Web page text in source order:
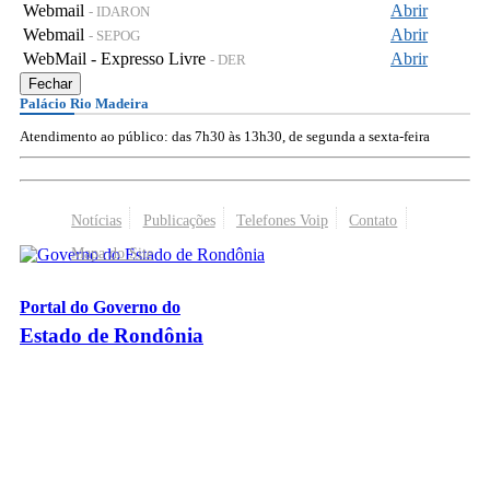
Webmail - IDARON
Abrir
Webmail - SEPOG
Abrir
WebMail - Expresso Livre - DER Abrir
Fechar
Palácio Rio Madeira
Atendimento ao público: das 7h30 às 13h30, de segunda a sexta-feira
Notícias Publicações Telefones Voip
Contato
Mapa do Site
Portal do Governo do
Estado de Rondônia